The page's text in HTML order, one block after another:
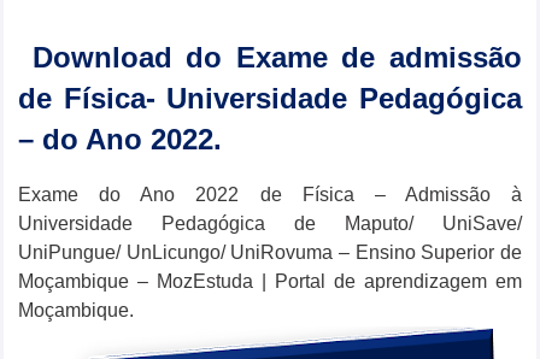
Download do Exame de admissão
de Física- Universidade Pedagógica
– do Ano 2022.
Exame do Ano 2022 de Física – Admissão à
Universidade Pedagógica de Maputo/ UniSave/
UniPungue/ UnLicungo/ UniRovuma – Ensino Superior de
Moçambique – MozEstuda | Portal de aprendizagem em
Moçambique.